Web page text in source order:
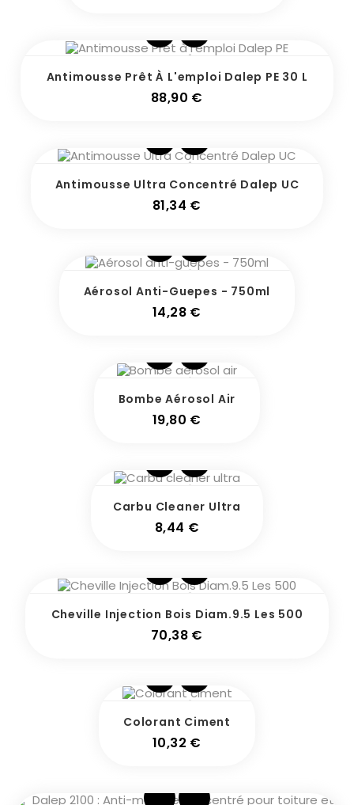
Antimousse Prêt À L'emploi Dalep PE 30 L
88,90 €
Antimousse Ultra Concentré Dalep UC
81,34 €
Aérosol Anti-Guepes - 750ml
14,28 €
Bombe Aérosol Air
19,80 €
Carbu Cleaner Ultra
8,44 €
Cheville Injection Bois Diam.9.5 Les 500
70,38 €
Colorant Ciment
10,32 €